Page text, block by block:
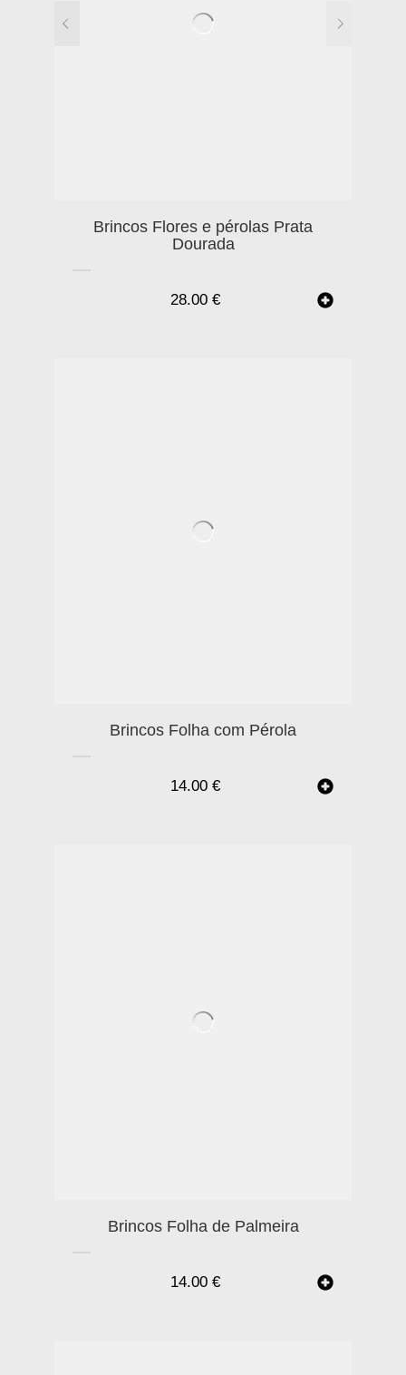
Brincos Flores e pérolas Prata
Dourada
28.00 €
Brincos Folha com Pérola
14.00 €
Brincos Folha de Palmeira
14.00 €